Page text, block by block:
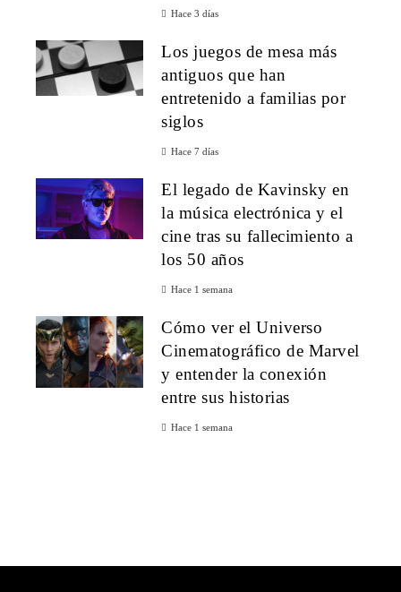
Hace 3 días
Los juegos de mesa más
antiguos que han
entretenido a familias por
siglos
Hace 7 días
El legado de Kavinsky en
la música electrónica y el
cine tras su fallecimiento a
los 50 años
Hace 1 semana
Cómo ver el Universo
Cinematográfico de Marvel
y entender la conexión
entre sus historias
Hace 1 semana